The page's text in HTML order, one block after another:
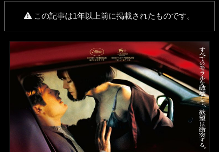
この記事は1年以上前に掲載されたものです。